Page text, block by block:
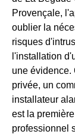
Provençale,
oublier la
risques
l'installation
une évidence.
privée, un
installateur
est la
professionnel